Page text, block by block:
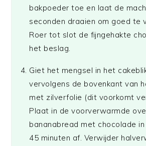
bakpoeder toe en laat de
seconden draaien om goed te
Roer tot slot de fijngehakte
het beslag.
Giet het mengsel in het
vervolgens de bovenkant van
met zilverfolie (dit voorkomt
Plaat in de voorverwarmde
bananabread met chocolade
45 minuten af. Verwijder